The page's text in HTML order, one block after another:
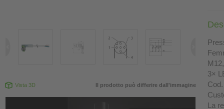
Vista 3D Il prodotto può differire dall'immagine
3×
La